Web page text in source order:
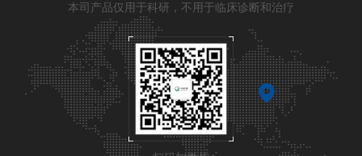
本司产品仅用于科研，不用于临床诊断和治疗